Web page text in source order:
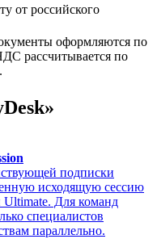
от российского
оформляются по
рассчитывается по
подписки
исходящую сессию
Ultimate. Для команд
специалистов
параллельно.